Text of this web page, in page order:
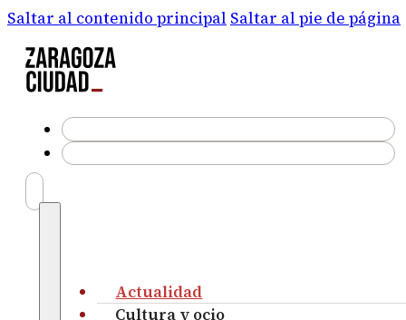
Saltar al contenido principal Saltar al pie de página
Actualidad
Cultura y ocio